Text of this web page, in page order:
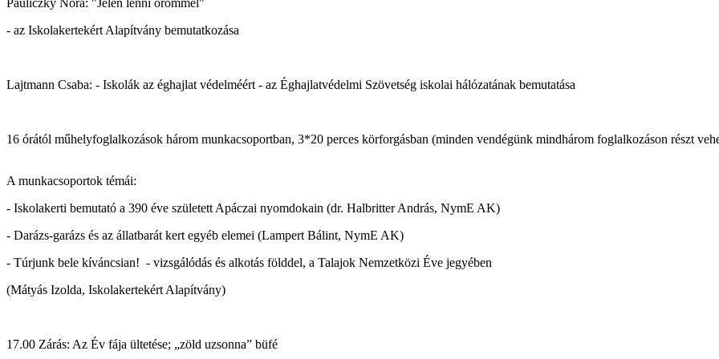
- az Iskolakertekért Alapítvány bemutatkozása
Lajtmann Csaba: - Iskolák az éghajlat védelméért - az Éghajlatvédelmi Szövetség iskolai hálózatának bemutatása
16 órától műhelyfoglalkozások három munkacsoportban, 3*20 perces körforgásban (minden vendégünk mindhárom foglalkozáson részt
A munkacsoportok témái:
- Iskolakerti bemutató a 390 éve született Apáczai nyomdokain (dr. Halbritter András, NymE AK)
- Darázs-garázs és az állatbarát kert egyéb elemei (Lampert Bálint, NymE AK)
- Túrjunk bele kíváncsian! - vizsgálódás és alkotás földdel, a Talajok Nemzetközi Éve jegyében
(Mátyás Izolda, Iskolakertekért Alapítvány)
17.00 Zárás: Az Év fája ültetése; „zöld uzsonna” büfé